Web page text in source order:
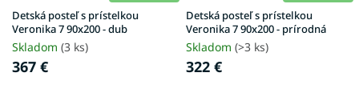
Detská posteľ s prístelkou
Veronika 7 90x200 - dub
Skladom (3 ks)
367 €
Detská posteľ s prístelkou
Veronika 7 90x200 - prírodná
Skladom (>3 ks)
322 €